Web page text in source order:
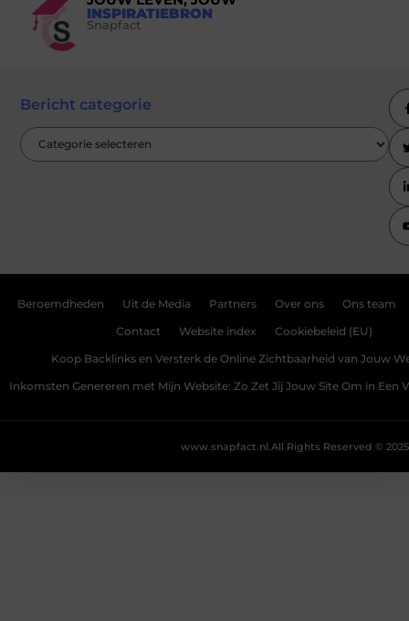
INSPIRATIEBRON
Snapfact
Bericht categorie
Beroemdheden Uit de Media Partners Over ons Ons team
Contact Website index Cookiebeleid (EU)
Koop Backlinks en Versterk de Online Zichtbaarheid van Jouw
Inkomsten Genereren met Mijn Website: Zo Zet Jij Jouw Site Om in Een
All Rights Reserved © 2025
www.snapfact.nl.